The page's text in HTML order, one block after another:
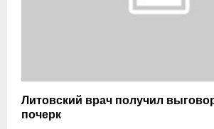
Литовский врач получил
почерк